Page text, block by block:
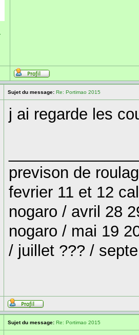
Sujet du message: Re: Portimao 2015
j ai regarde les
previson de
fevrier 11 et 12
nogaro / avril 28
nogaro / mai 19
/ juillet ??? /
Sujet du message: Re: Portimao 2015